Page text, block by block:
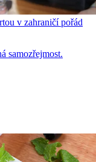
v zahraničí pořád
samozřejmost.